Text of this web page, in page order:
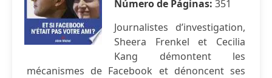
Número de Páginas: 351
Journalistes d’investigation,
Sheera Frenkel et Cecilia
Kang démontent les
mécanismes de Facebook et dénoncent ses